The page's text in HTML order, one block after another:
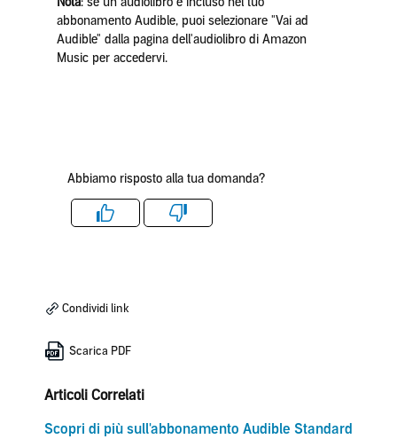
abbonamento Audible, puoi selezionare "Vai ad
Audible" dalla pagina dell'audiolibro di Amazon
Music per accedervi.
Abbiamo risposto alla tua domanda?
Like Dislike
Condividi link
Scarica PDF
Articoli Correlati
Scopri di più sull'abbonamento Audible Standard